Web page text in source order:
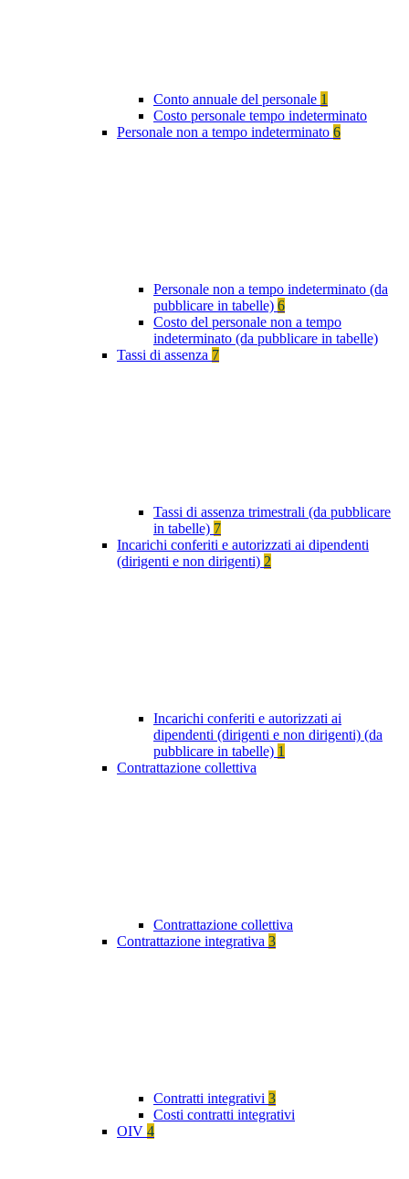
Conto annuale del personale 1
Costo personale tempo indeterminato
Personale non a tempo indeterminato 6
Personale non a tempo indeterminato (da
pubblicare in tabelle) 6
Costo del personale non a tempo
indeterminato (da pubblicare in tabelle)
Tassi di assenza 7
Tassi di assenza trimestrali (da pubblicare
in tabelle) 7
Incarichi conferiti e autorizzati ai dipendenti
(dirigenti e non dirigenti) 2
Incarichi conferiti e autorizzati ai
dipendenti (dirigenti e non dirigenti) (da
pubblicare in tabelle) 1
Contrattazione collettiva
Contrattazione collettiva
Contrattazione integrativa 3
Contratti integrativi 3
Costi contratti integrativi
OIV 4